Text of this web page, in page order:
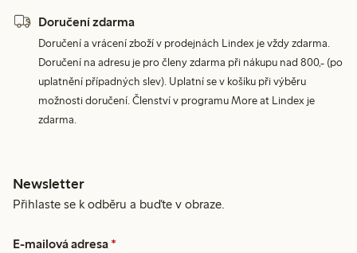
Doručení zdarma
Doručení a vrácení zboží v prodejnách Lindex je vždy zdarma.
Doručení na adresu je pro členy zdarma při nákupu nad 800,- (po
uplatnění případných slev). Uplatní se v košíku při výběru
možnosti doručení. Členství v programu More at Lindex je
zdarma.
Newsletter
Přihlaste se k odběru a buďte v obraze.
E-mailová adresa *